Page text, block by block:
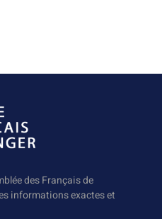
des Français de
informations exactes et